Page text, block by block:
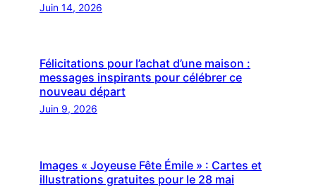
Juin 14, 2026
Félicitations pour l’achat d’une maison :
messages inspirants pour célébrer ce
nouveau départ
Juin 9, 2026
Images « Joyeuse Fête Émile » : Cartes et
illustrations gratuites pour le 28 mai